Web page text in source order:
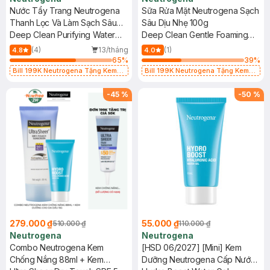
Nước Tẩy Trang Neutrogena
Thanh Lọc Và Làm Sạch Sâu
400ml
Deep Clean Purifying Water
Micellar
4.8 (4)
13/tháng
65%
Bill 199K Neutrogena Tặng Kem
Sữa Rửa Mặt Neutrogena Sạch
Sâu Dịu Nhẹ 100g
Deep Clean Gentle Foaming
Cleanser
4.0
(1)
39%
Bill 199K Neutrogena Tặng Kem
-45 %
279.000 ₫510.000 ₫
Neutrogena
Combo Neutrogena Kem
Chống Nắng 88ml + Kem
-50 %
55.000 ₫110.000 ₫
Neutrogena
[HSD 06/2027] [Mini] Kem
Dưỡng Neutrogena Cấp Nước